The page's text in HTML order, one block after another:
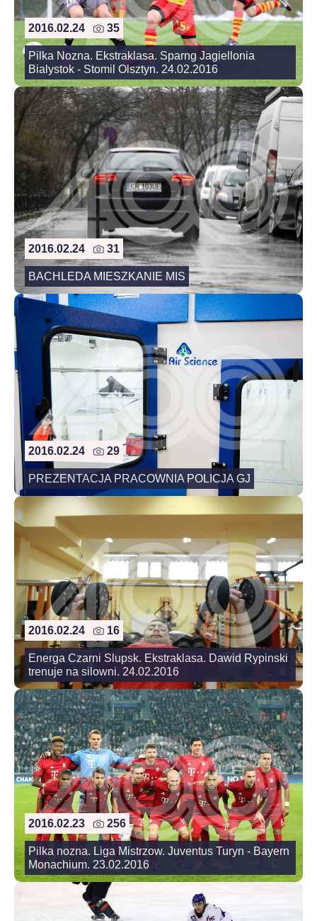
2016.02.24 35
Pilka Nozna. Ekstraklasa. Sparng Jagiellonia
Bialystok - Stomil Olsztyn. 24.02.2016
2016.02.24 31
BACHLEDA MIESZKANIE MIS
2016.02.24 29
PREZENTACJA PRACOWNIA POLICJA GJ
2016.02.24 16
Energa Czarni Slupsk. Ekstraklasa. Dawid Rypinski
trenuje na silowni. 24.02.2016
2016.02.23 256
Pilka nozna. Liga Mistrzow. Juventus Turyn - Bayern
Monachium. 23.02.2016